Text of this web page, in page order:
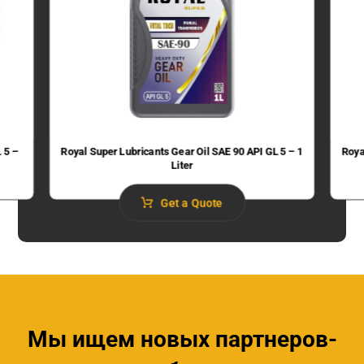
5 –
Royal Super Lubricants Gear Oil SAE 90 API GL 5 – 1
Liter
Get a Quote
Мы ищем новых партнеров-